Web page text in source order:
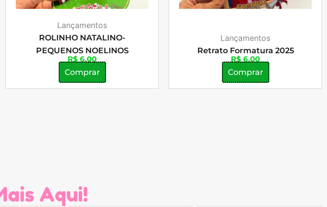
Lançamentos
ROLINHO NATALINO-
PEQUENOS NOELINOS
R$ 6,00
Comprar
Lançamentos
Retrato Formatura 2025
R$ 6,00
Comprar
Aqui!